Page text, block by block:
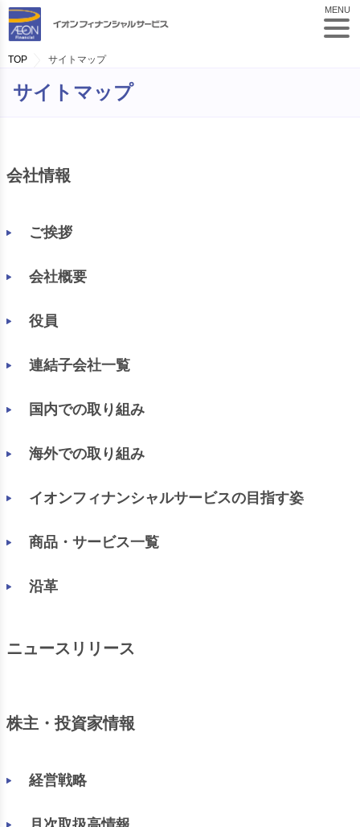
MENU
TOP サイトマップ
サイトマップ
会社情報
ご挨拶
会社概要
役員
連結子会社一覧
国内での取り組み
海外での取り組み
イオンフィナンシャルサービスの目指す姿
商品・サービス一覧
沿革
ニュースリリース
株主・投資家情報
経営戦略